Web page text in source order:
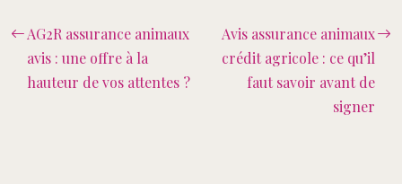
AG2R assurance animaux
avis : une offre à la
hauteur de vos attentes ?
Avis assurance animaux
crédit agricole : ce qu’il
faut savoir avant de
signer